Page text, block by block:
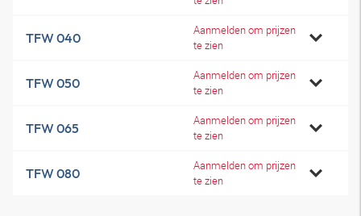
TFW 040
Aanmelden om prijzen
te zien
TFW 050
Aanmelden om prijzen
te zien
TFW 065
Aanmelden om prijzen
te zien
TFW 080
Aanmelden om prijzen
te zien